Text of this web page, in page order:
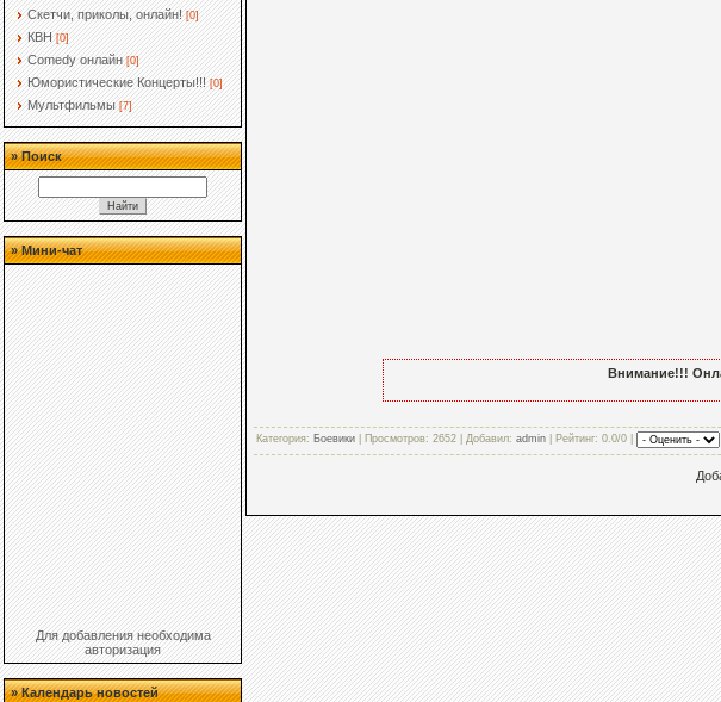
Скетчи, приколы, онлайн! [0]
КВН [0]
Comedy онлайн [0]
Юмористические Концерты!!! [0]
Мультфильмы [7]
» Поиск
» Мини-чат
Для добавления необходима
авторизация
» Календарь новостей
Внимание!!!
Категория: Боевики | Просмотров: 2652 | Добавил: admin | Рейтинг: 0.0/0 |